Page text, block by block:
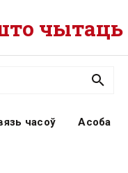
чытаць
часоў Асоба